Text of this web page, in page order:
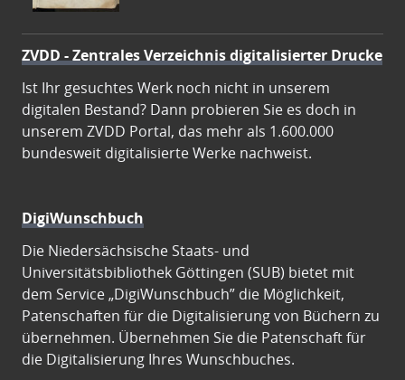
ZVDD - Zentrales Verzeichnis digitalisierter Drucke
Ist Ihr gesuchtes Werk noch nicht in unserem
digitalen Bestand? Dann probieren Sie es doch in
unserem ZVDD Portal, das mehr als 1.600.000
bundesweit digitalisierte Werke nachweist.
DigiWunschbuch
Die Niedersächsische Staats- und
Universitätsbibliothek Göttingen (SUB) bietet mit
dem Service „DigiWunschbuch” die Möglichkeit,
Patenschaften für die Digitalisierung von Büchern zu
übernehmen. Übernehmen Sie die Patenschaft für
die Digitalisierung Ihres Wunschbuches.